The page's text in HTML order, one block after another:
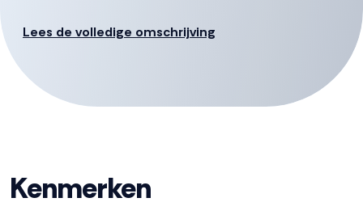
keuken en stijlvol sanitair, zodat je direct kunt genieten
basis ook een mooie erker aan de woonkamer.
Flexibele ruimte
woningtype Veld biedt volop mogelijkheden. Je kunt
deze ruime woning nóg royaler maken door te kiezen
Lees de volledige omschrijving
Kenmerken